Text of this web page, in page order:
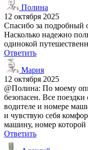
Полина
12 октября 2025
Спасибо за подробный
Насколько надежно
одинокой
Ответить
Мария
12 октября 2025
@Полина: По моему
безопасен. Все
водителе и номере
и чувствую себя
машину, номер
Ответить